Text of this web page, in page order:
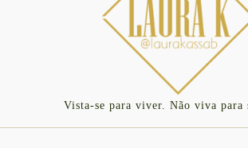
Vista-se para viver. Não viva para